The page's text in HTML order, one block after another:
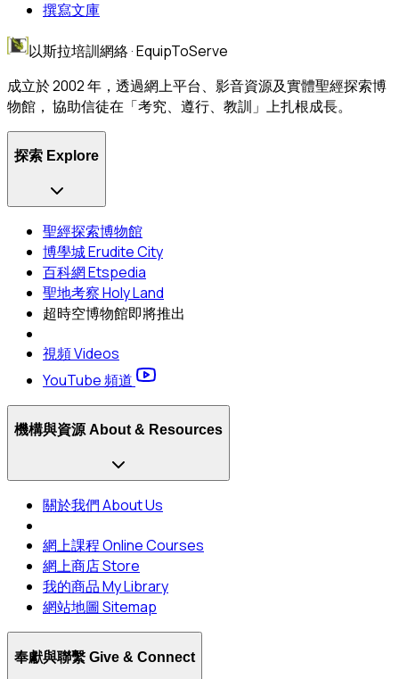
撰寫文庫
以斯拉培訓網絡 · EquipToServe
成立於 2002 年，透過網上平台、影音資源及實體聖經探索博
物館， 協助信徒在「考究、遵行、教訓」上扎根成長。
探索 Explore
聖經探索博物館
博學城 Erudite City
百科網 Etspedia
聖地考察 Holy Land
超時空博物館即將推出
視頻 Videos
YouTube 頻道
機構與資源 About & Resources
關於我們 About Us
網上課程 Online Courses
網上商店 Store
我的商品 My Library
網站地圖 Sitemap
奉獻與聯繫 Give & Connect